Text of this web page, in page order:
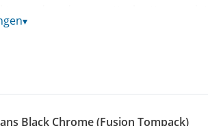
death.
överslängande övertoner och
▾
Black Chrome (Fusion Tompack)